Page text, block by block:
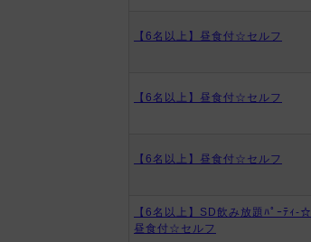
【6名以上】昼食付☆セルフ
【6名以上】昼食付☆セルフ
【6名以上】昼食付☆セルフ
【6名以上】SD飲み放題ﾊﾟｰﾃｨ-☆
昼食付☆セルフ